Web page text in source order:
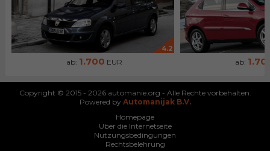
4.2
ab: 1.700 EUR ab:
Copyright © 2015 - 2026 automanie.org - Alle Rechte vorbehalten.
Powered by Automanijak B.V.
Homepage
Über die Internetseite
Nutzungsbedingungen
Rechtsbelehrung